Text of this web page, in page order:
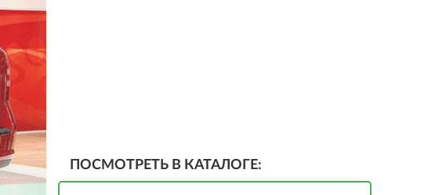
ПОСМОТРЕТЬ В КАТАЛОГЕ: